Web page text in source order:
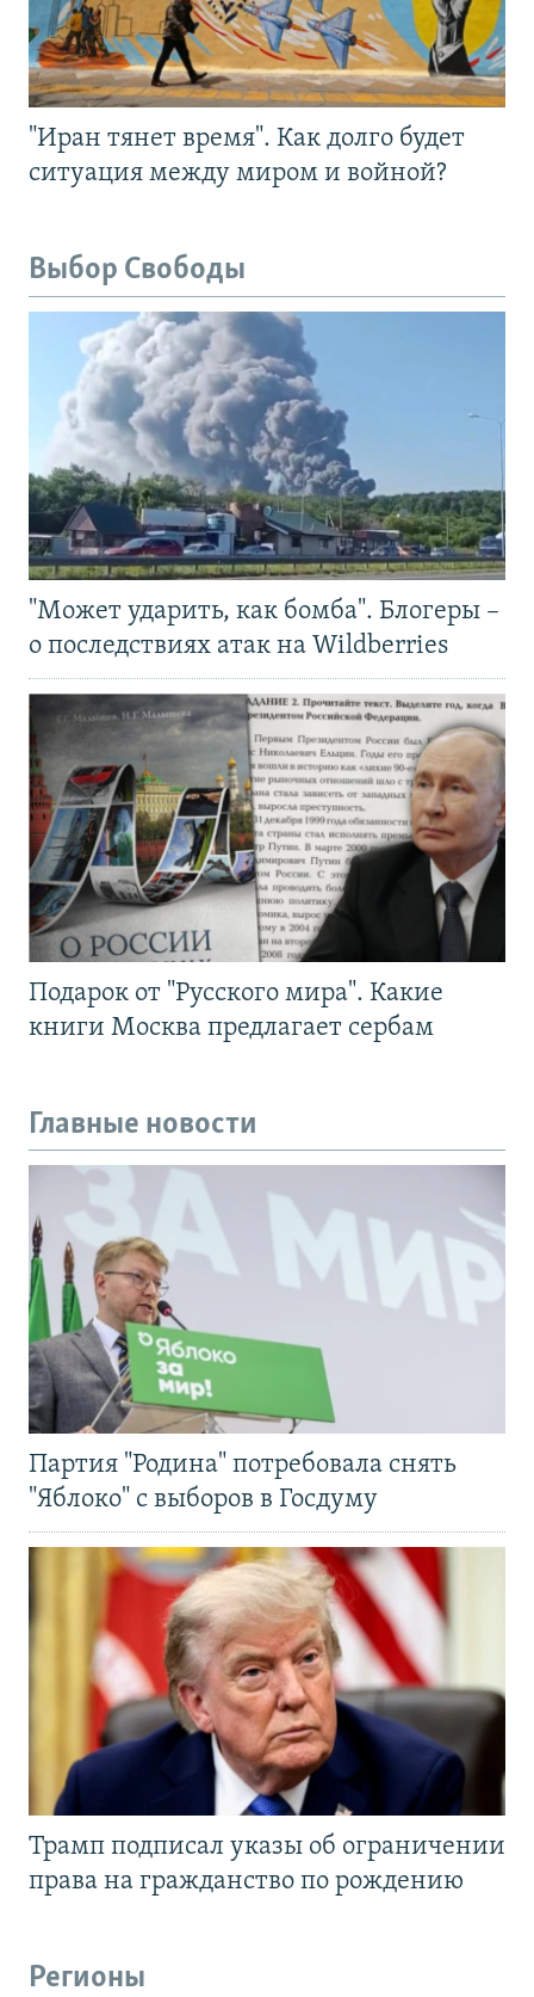
"Иран тянет время". Как долго будет
ситуация между миром и войной?
Выбор Свободы
"Может ударить, как бомба". Блогеры –
о последствиях атак на Wildberries
Подарок от "Русского мира". Какие
книги Москва предлагает сербам
Главные новости
Партия "Родина" потребовала снять
"Яблоко" с выборов в Госдуму
Трамп подписал указы об ограничении
права на гражданство по рождению
Регионы